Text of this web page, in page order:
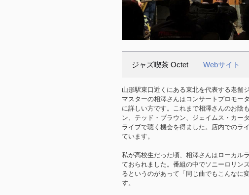
ジャズ喫茶 Octet Webサイト
山形駅東口近くにある東北を代表する老舗
マスターの相澤さんはコンサートプロモー
に詳しい方です。これまで相澤さんのお陰
ン、テッド・ブラウン、ジェイムス・カー
ライブで聴く機会を得ました。店内でのラ
ています。
私が高校生だった頃、相澤さんはローカル
ておられました。番組の中でソニーロリン
るというのがあって「同じ曲でもこんなに
す。